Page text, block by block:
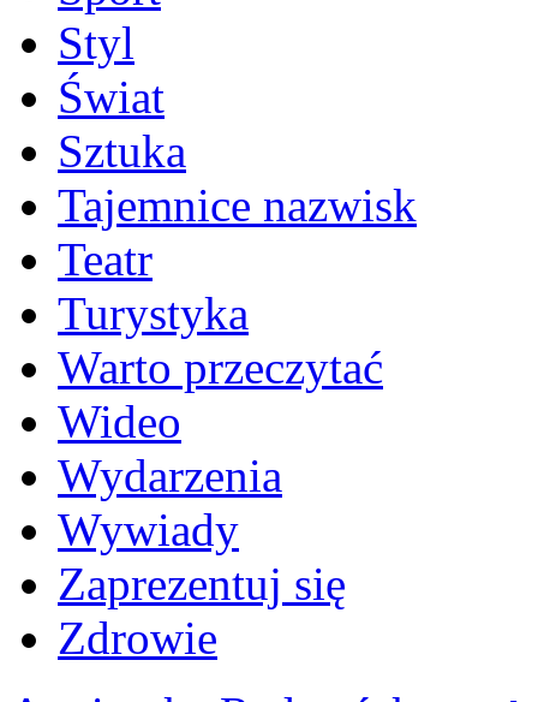
Styl
Świat
Sztuka
Tajemnice nazwisk
Teatr
Turystyka
Warto przeczytać
Wideo
Wydarzenia
Wywiady
Zaprezentuj się
Zdrowie